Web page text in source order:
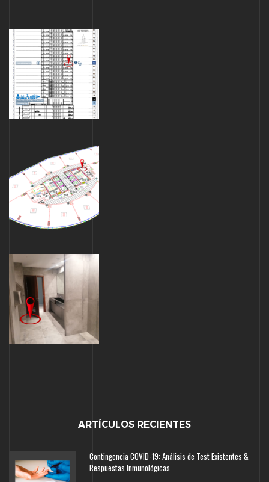
ARTÍCULOS RECIENTES
Contingencia COVID-19: Análisis de Test Existentes &
Respuestas Inmunológicas